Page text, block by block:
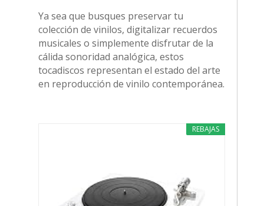
Ya sea que busques preservar tu
colección de vinilos, digitalizar recuerdos
musicales o simplemente disfrutar de la
cálida sonoridad analógica, estos
tocadiscos representan el estado del arte
en reproducción de vinilo contemporánea.
REBAJAS